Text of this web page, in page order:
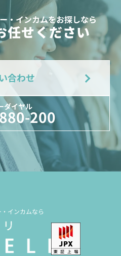
・インカムをお探しなら
任せください
合わせ
ダイヤル
200
インカムなら